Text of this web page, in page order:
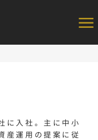
メ
に入社。主に中小
産運用の提案に従